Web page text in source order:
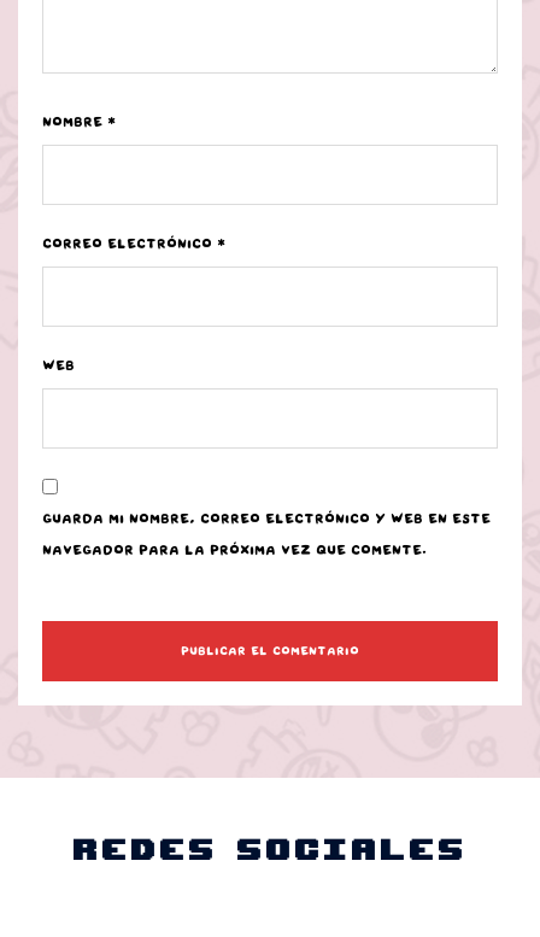
Nombre *
Correo electrónico *
Web
Guarda mi nombre, correo electrónico y web en este
navegador para la próxima vez que comente.
Redes Sociales